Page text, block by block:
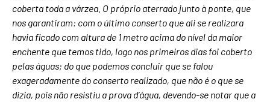
coberta toda a várzea. O próprio aterrado junto à ponte, que
nos garantiram: com o último conserto que ali se realizara
havia ficado com altura de 1 metro acima do nível da maior
enchente que temos tido, logo nos primeiros dias foi coberto
pelas águas; do que podemos concluir que se falou
exageradamente do conserto realizado, que não é o que se
dizia, pois não resistiu a prova d’água, devendo-se notar que a